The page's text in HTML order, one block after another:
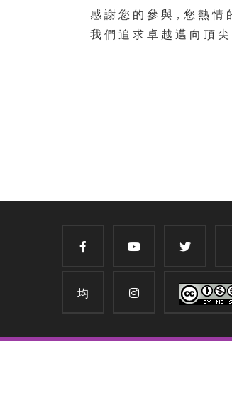
感 謝 您 的 參 與，您 熱 情
我 們 追 求 卓 越 邁 向 頂 尖
均